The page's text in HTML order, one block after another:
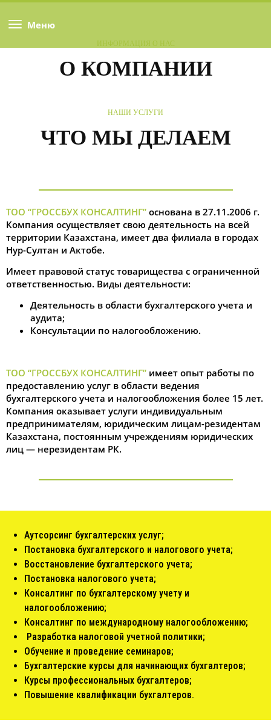
Меню
ИНФОРМАЦИЯ О НАС
О КОМПАНИИ
НАШИ УСЛУГИ
ЧТО МЫ ДЕЛАЕМ
ТОО “ГРОССБУХ КОНСАЛТИНГ” основана в 27.11.2006 г.
Компания осуществляет свою деятельность на всей
территории Казахстана, имеет два филиала в городах
Нур-Султан и Актобе.
Имеет правовой статус товарищества с ограниченной
ответственностью. Виды деятельности:
Деятельность в области бухгалтерского учета и
аудита;
Консультации по налогообложению.
ТОО “ГРОССБУХ КОНСАЛТИНГ” имеет опыт работы по
предоставлению услуг в области ведения
бухгалтерского учета и налогообложения более 15 лет.
Компания оказывает услуги индивидуальным
предпринимателям, юридическим лицам-резидентам
Казахстана, постоянным учреждениям юридических
лиц — нерезидентам РК.
Аутсорсинг бухгалтерских услуг;
Постановка бухгалтерского и налогового учета;
Восстановление бухгалтерского учета;
Постановка налогового учета;
Консалтинг по бухгалтерскому учету и
налогообложению;
Консалтинг по международному налогообложению;
Разработка налоговой учетной политики;
Обучение и проведение семинаров;
Бухгалтерские курсы для начинающих бухгалтеров;
Курсы профессиональных бухгалтеров;
Повышение квалификации бухгалтеров.